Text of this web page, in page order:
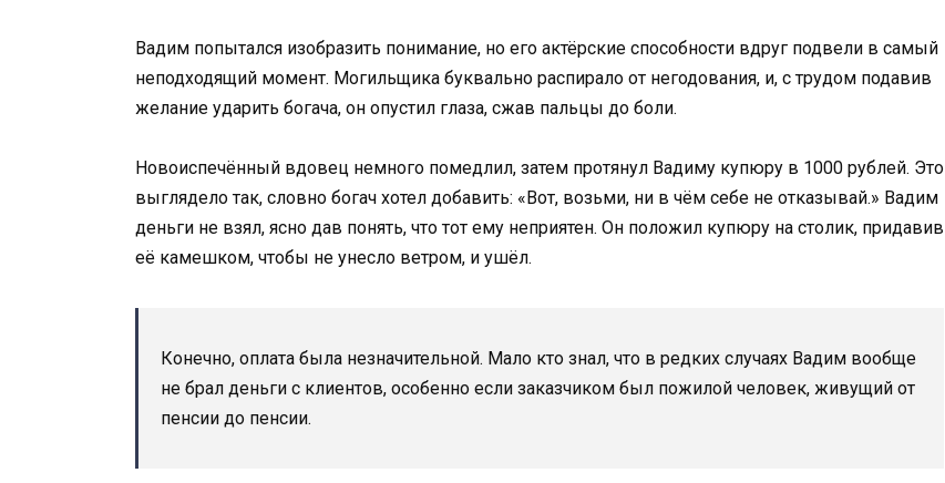
Вадим попытался изобразить понимание, но его актёрские способности вдруг подвели в самый
неподходящий момент. Могильщика буквально распирало от негодования, и, с трудом подавив
желание ударить богача, он опустил глаза, сжав пальцы до боли.
Новоиспечённый вдовец немного помедлил, затем протянул Вадиму купюру в 1000 рублей. Это
выглядело так, словно богач хотел добавить: «Вот, возьми, ни в чём себе не отказывай.» Вадим
деньги не взял, ясно дав понять, что тот ему неприятен. Он положил купюру на столик, придавив
её камешком, чтобы не унесло ветром, и ушёл.
Конечно, оплата была незначительной. Мало кто знал, что в редких случаях Вадим вообще
не брал деньги с клиентов, особенно если заказчиком был пожилой человек, живущий от
пенсии до пенсии.